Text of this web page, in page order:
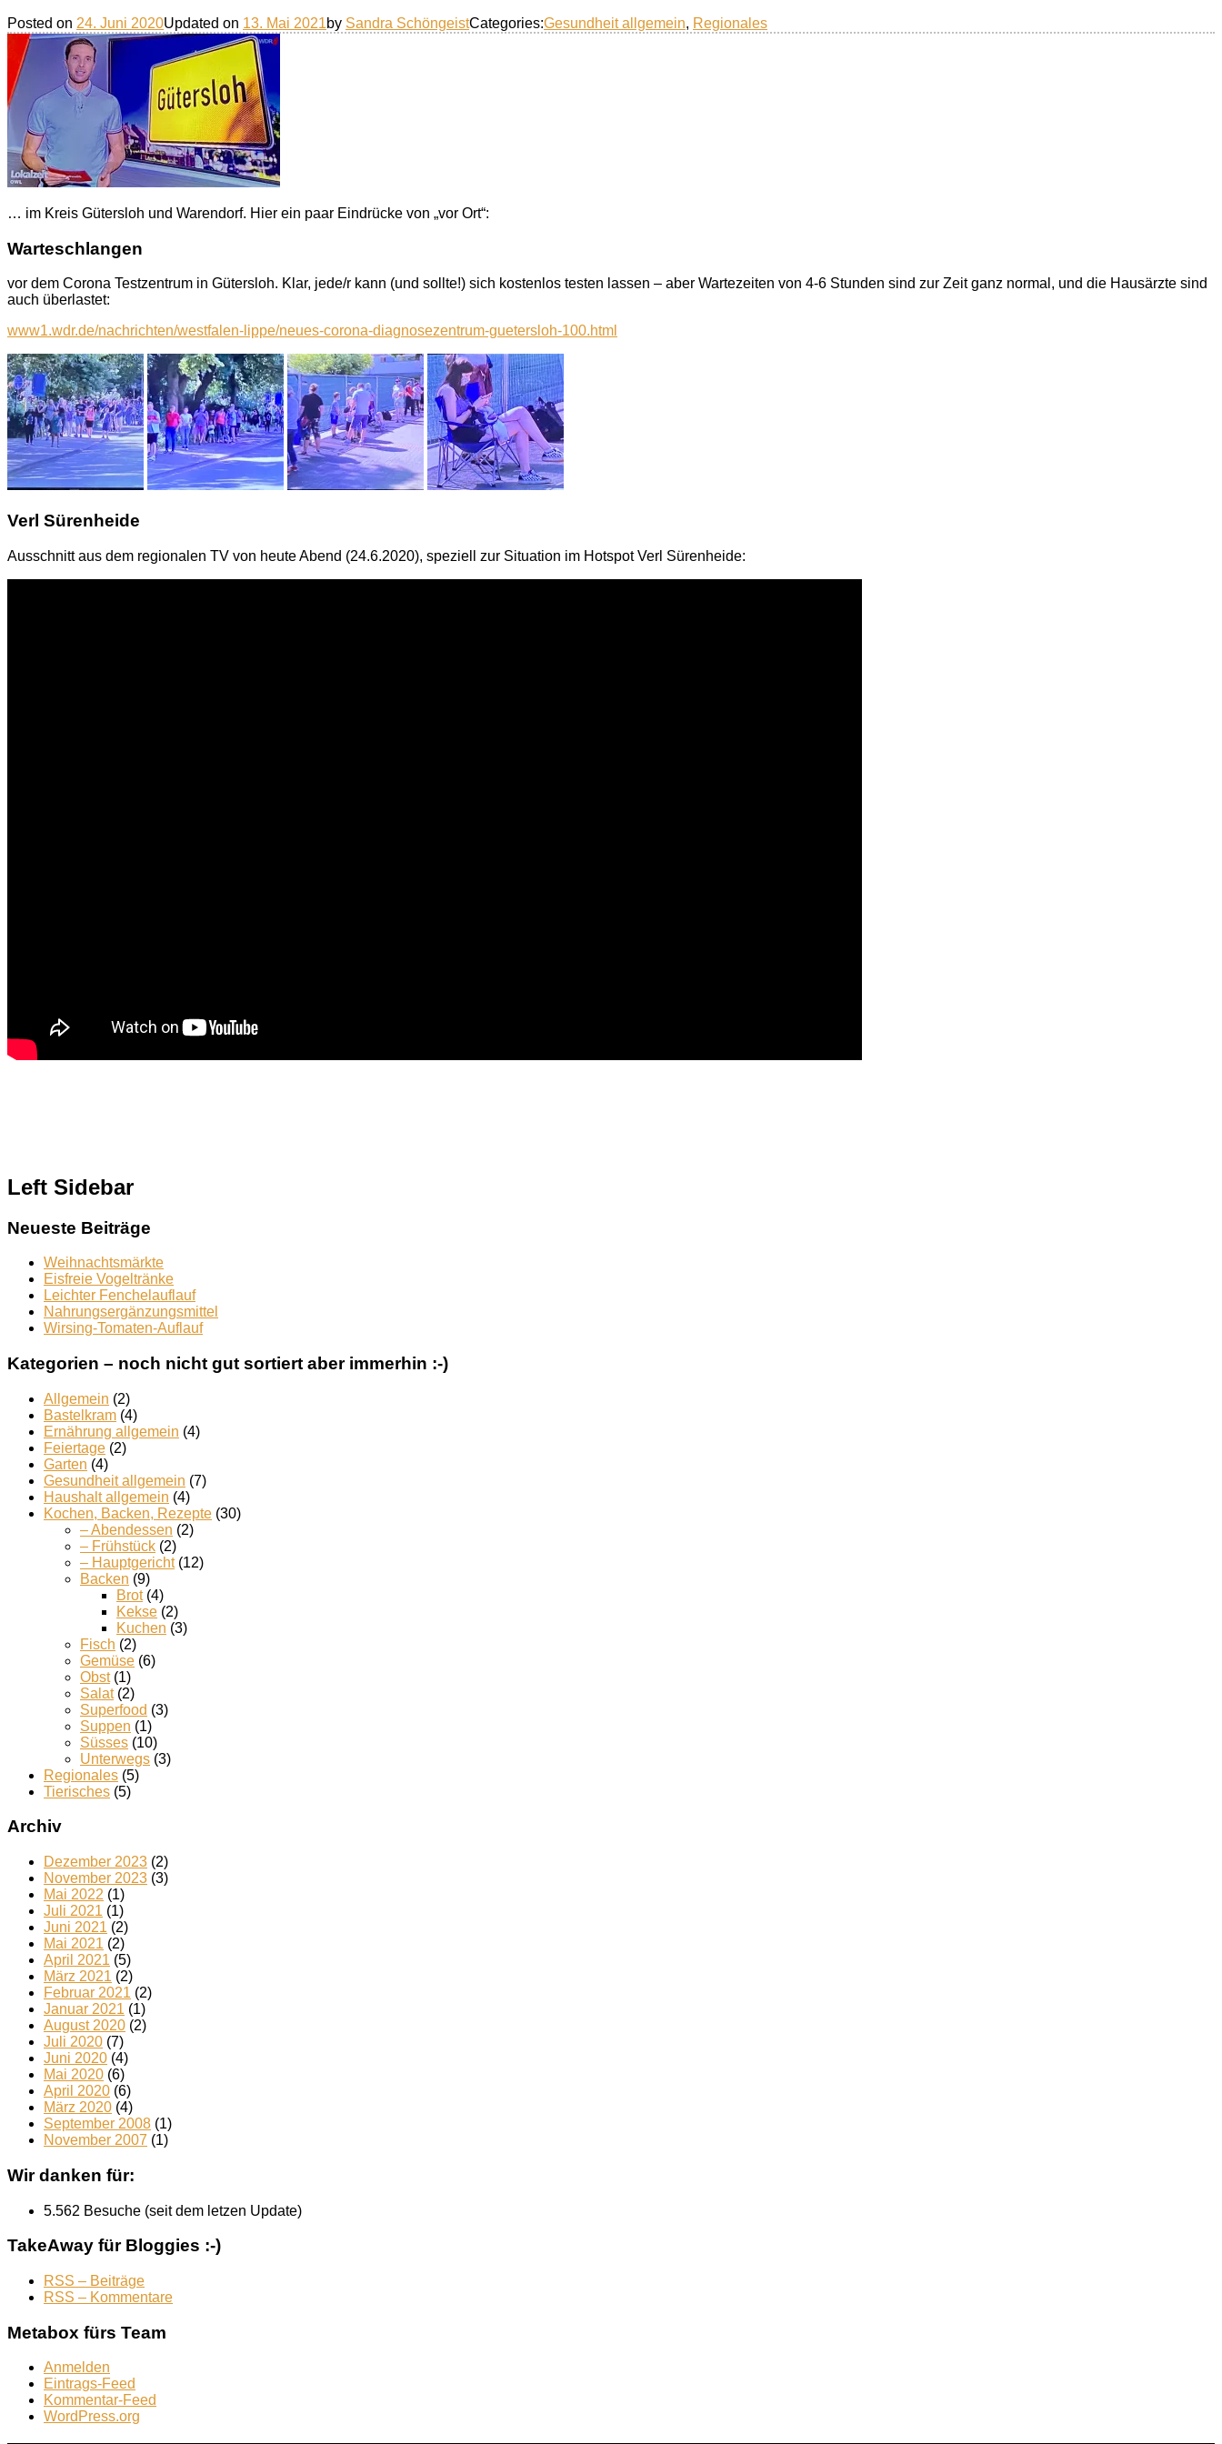
Posted on 24. Juni 2020Updated on 13. Mai 2021by Sandra SchöngeistCategories:Gesundheit allgemein, Regionales
… im Kreis Gütersloh und Warendorf. Hier ein paar Eindrücke von „vor Ort“:
Warteschlangen
vor dem Corona Testzentrum in Gütersloh. Klar, jede/r kann (und sollte!) sich kostenlos testen lassen – aber Wartezeiten von 4-6 Stunden sind zur Zeit ganz normal, und die Hausärzte sind
auch überlastet:
www1.wdr.de/nachrichten/westfalen-lippe/neues-corona-diagnosezentrum-guetersloh-100.html
Verl Sürenheide
Ausschnitt aus dem regionalen TV von heute Abend (24.6.2020), speziell zur Situation im Hotspot Verl Sürenheide:
Left Sidebar
Neueste Beiträge
Weihnachtsmärkte
Eisfreie Vogeltränke
Leichter Fenchelauflauf
Nahrungsergänzungsmittel
Wirsing-Tomaten-Auflauf
Kategorien – noch nicht gut sortiert aber immerhin :-)
Allgemein (2)
Bastelkram (4)
Ernährung allgemein (4)
Feiertage (2)
Garten (4)
Gesundheit allgemein (7)
Haushalt allgemein (4)
Kochen, Backen, Rezepte (30)
– Abendessen (2)
– Frühstück (2)
– Hauptgericht(12)
Backen (9)
Brot(4)
Kekse (2)
Kuchen (3)
Fisch (2)
Gemüse (6)
Obst(1)
Salat(2)
Superfood (3)
Suppen (1)
Süsses (10)
Unterwegs (3)
Regionales (5)
Tierisches (5)
Archiv
Dezember 2023 (2)
November 2023 (3)
Mai 2022 (1)
Juli 2021 (1)
Juni 2021 (2)
Mai 2021 (2)
April 2021 (5)
März 2021 (2)
Februar 2021 (2)
Januar 2021 (1)
August 2020 (2)
Juli 2020 (7)
Juni 2020 (4)
Mai 2020 (6)
April 2020 (6)
März 2020 (4)
September 2008 (1)
November 2007 (1)
Wir danken für:
5.562 Besuche (seit dem letzen Update)
TakeAway für Bloggies :-)
RSS – Beiträge
RSS – Kommentare
Metabox fürs Team
Anmelden
Eintrags-Feed
Kommentar-Feed
WordPress.org